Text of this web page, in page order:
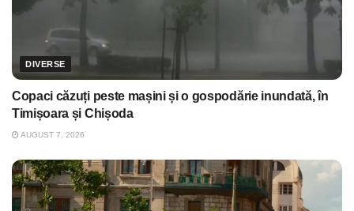
DIVERSE
Copaci căzuți peste mașini și o gospodărie inundată, în
Timișoara și Chișoda
AUGUST 7, 2026